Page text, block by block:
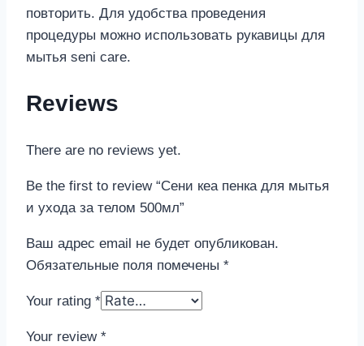
повторить. Для удобства проведения
процедуры можно использовать рукавицы для
мытья seni care.
Reviews
There are no reviews yet.
Be the first to review “Сени кеа пенка для мытья
и ухода за телом 500мл”
Ваш адрес email не будет опубликован.
Обязательные поля помечены *
Your rating *
Your review *